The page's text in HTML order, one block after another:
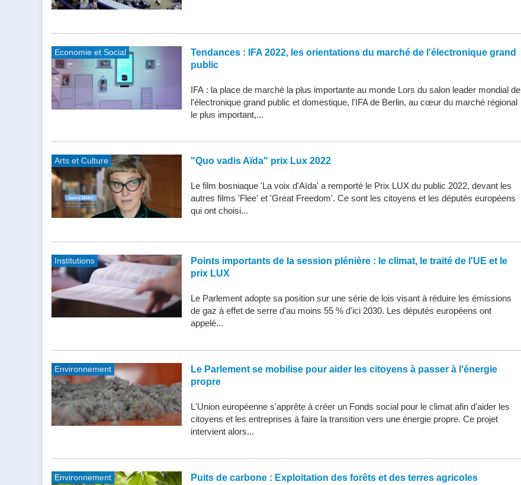
Economie et Social
Tendances : IFA 2022, les orientations du marché de l'électronique grand
public
IFA : la place de marché la plus importante au monde Lors du salon leader mondial de
l'électronique grand public et domestique, l'IFA de Berlin, au cœur du marché régional
le plus important,...
Arts et Culture "Quo vadis Aïda" prix Lux 2022
Le film bosniaque 'La voix d'Aïda' a remporté le Prix LUX du public 2022, devant les
autres films 'Flee' et 'Great Freedom'. Ce sont les citoyens et les députés européens
qui ont choisi...
Institutions
Points importants de la session plénière : le climat, le traité de l'UE et le
prix LUX
Le Parlement adopte sa position sur une série de lois visant à réduire les émissions
de gaz à effet de serre d'au moins 55 % d'ici 2030. Les députés européens ont
appelé...
Environnement
Le Parlement se mobilise pour aider les citoyens à passer à l'énergie
propre
L'Union européenne s'apprête à créer un Fonds social pour le climat afin d'aider les
citoyens et les entreprises à faire la transition vers une énergie propre. Ce projet
intervient alors...
Environnement Puits de carbone : Exploitation des forêts et des terres agricoles